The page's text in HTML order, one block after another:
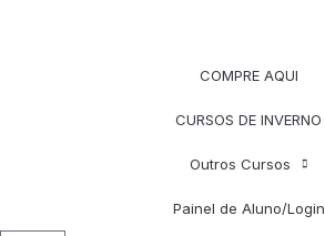
COMPRE AQUI
CURSOS DE INVERNO
Outros Cursos
Painel de Aluno/Login